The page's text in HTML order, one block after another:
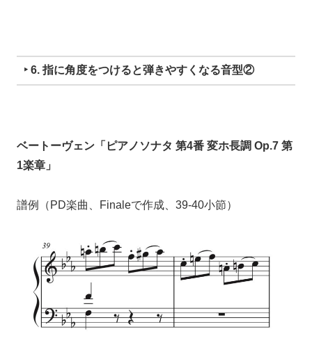
‣ 6. 指に角度をつけると弾きやすくなる音型②
ベートーヴェン「ピアノソナタ 第4番 変ホ長調 Op.7 第
1楽章」
譜例（PD楽曲、Finaleで作成、39-40小節）